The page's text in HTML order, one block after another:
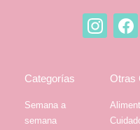
Categorías
Semana a
semana
Otras